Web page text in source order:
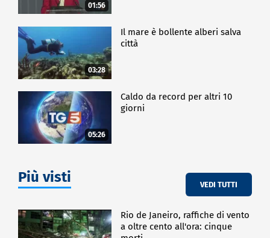
01:56
03:28
Il mare è bollente alberi salva
città
05:26
Caldo da record per altri 10
giorni
Più visti VEDI TUTTI
Rio de Janeiro, raffiche di vento
a oltre cento all'ora: cinque